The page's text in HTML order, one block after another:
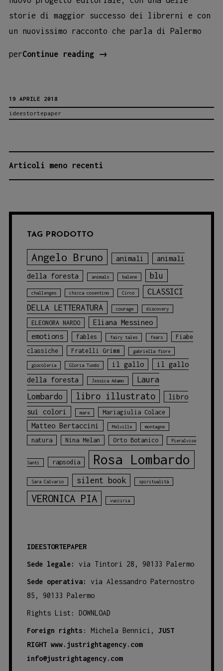
storie di maggior successo dei librerni e con
un nuovissimo racconto che parla di Palermo
perContinue reading
É
illustrati
di
→
19 APRILE 2018
ideestortepaper
NAVIGAZIONE
ARTICOLI
Articoli meno recenti
TAG PRODOTTO
Angelo Bruno animali animali
della foresta animals balene blu
challenges chicca cosentino Circo
CLASSICI
DELLA LETTERATURA
courage discovery
ELEONORA NARDO
Eliana Messineo
emotions
fables fairy tales fears
Fiabe
classiche
Fratelli Grimm gabriella fiore
giocoleria Gloria Tundo il gallo
il gallo
della foresta
Jessica Adamo
Laura
Lombardo
libro illustrato
libro
sui colori
mare Mariagiulia Colace
Matteo Bertaccini Melville montagne
natura Nina Melan Orto Botanico Pieralvise
Santi rapsodia Rosa Lombardo
Sara Calvario silent book spiritualità
VERONICA PIA vucciria
IDEESTORTEPAPER
Sede legale: via Tintori 28, 90133 Palermo
Sede operativa:
via Alessandro Paternostro
85, 90133 Palermo
Rights List: DOWNLOAD
Foreign rights : Michela Bennici, JUST
RIGHT www.justrightagency.com
info@justrightagency.com